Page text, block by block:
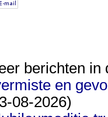
berichten in
en
08-2026)